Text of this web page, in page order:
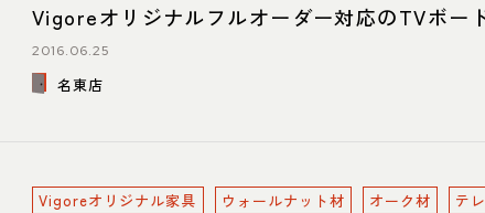
名東店
Vigoreオリジナルフルオーダー対応のTVボ
2016.06.25
Vigoreオリジナル家具 ウォールナット材 オーク材
テ